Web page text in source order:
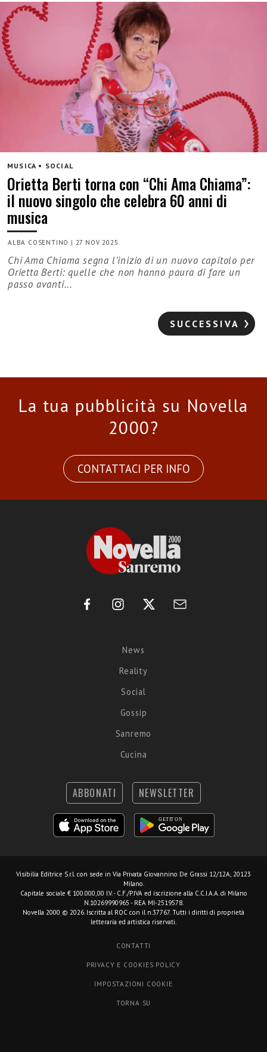
MUSICA • SOCIAL
Orietta Berti torna con “Chi Ama Chiama”:
il nuovo singolo che celebra 60 anni di
musica
ALBA COSENTINO | 27 NOV 2025
Chi Ama Chiama segna l’inizio di un nuovo capitolo per
Orietta Berti: quelle che non hanno paura di fare un
passo avanti...
SUCCESSIVA
La tua pubblicità su Novella
2000?
CONTATTACI PER INFO
News
Reality
Social
Gossip
Sanremo
Cucina
ABBONATI NEWSLETTER
Visibilia Editrice S.r.l. con sede in Via Privata Giovannino De Grassi 12/12A, 20123
Milano.
Capitale sociale € 100.000,00 I.V. - C.F./P.IVA ed iscrizione alla C.C.I.A.A. di Milano
N.10269990965 - REA MI-2519578.
Novella 2000 © 2026. Iscritta al ROC con il n.37767. Tutti i diritti di proprietà
letteraria ed artistica riservati.
CONTATTI
PRIVACY E COOKIES POLICY
IMPOSTAZIONI COOKIE
TORNA SU